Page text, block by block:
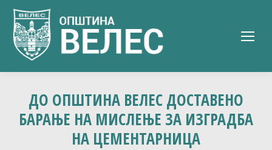
ДО ОПШТИНА ВЕЛЕС ДОСТАВЕНО
БАРАЊЕ НА МИСЛЕЊЕ ЗА ИЗГРАДБА
НА ЦЕМЕНТАРНИЦА